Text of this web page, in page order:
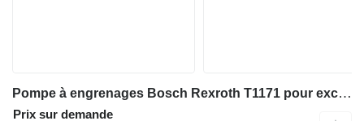
Pompe à engrenages Bosch Rexroth T1171 pour excavateur Volvo EW230C
Prix sur demande